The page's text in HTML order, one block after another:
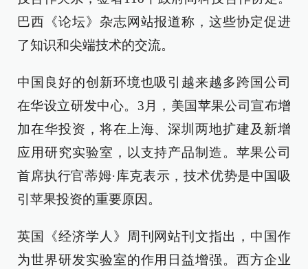
巴西《论坛》杂志网站报道称，这些协定促进
了知识和尖端技术的交流。
中国良好的创新环境也吸引越来越多跨国公司
在华设立研发中心。3月，美国苹果公司宣布增
加在华投资，将在上海、深圳两地扩建及新增
应用研究实验室，以支持产品制造。苹果公司
首席执行官蒂姆·库克表示，技术优势是中国吸
引苹果投资的重要原因。
英国《经济学人》周刊网站刊文指出，中国作
为世界研发实验室的作用日益增强。西方企业